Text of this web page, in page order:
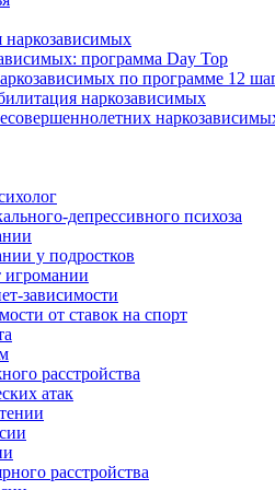
наркозависимых
программа Day Top
по программе 12
наркозависимых
депрессивного психоза
у подростков
игромании
зависимости
от ставок на спорт
расстройства
атак
расстройства